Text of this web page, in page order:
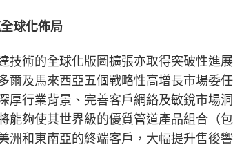
球化佈局
技術的全球化版圖擴張亦取得突破性進
爾及馬來西亞五個戰略性高增長市場委
厚行業背景、完善客戶網絡及敏銳市場
能夠使其世界級的優質管道產品組合（
洲和東南亞的終端客戶，大幅提升售後